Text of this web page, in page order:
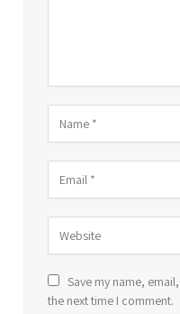
Save my name,
the next time I comment.